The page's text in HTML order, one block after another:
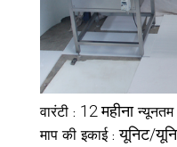
वारंटी : 12 महीना न्यूनतम
माप की इकाई : यूनिट/